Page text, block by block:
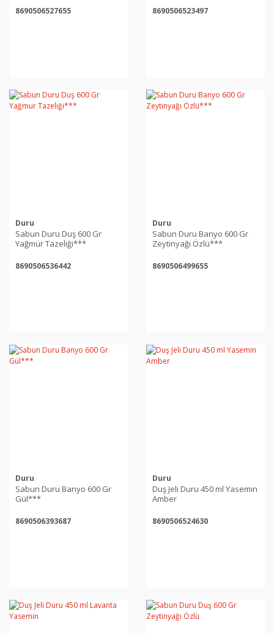
8690506527655 8690506523497
Duru
Sabun Duru Duş 600 Gr
Yağmur Tazeliği***
8690506536442
Duru
Sabun Duru Banyo 600 Gr
Zeytinyağı Özlü***
8690506499655
Duru
Sabun Duru Banyo 600 Gr
Gül***
8690506393687
Duru
Duş Jeli Duru 450 ml Yasemin
Amber
8690506524630